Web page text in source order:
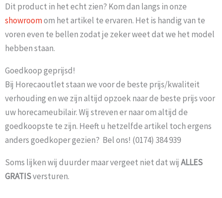
Dit product in het echt zien? Kom dan langs in onze
showroomom het artikel te ervaren. Het is handig van te
voren even te bellen zodat je zeker weet dat we het model
hebben staan.
Goedkoop geprijsd!
Bij Horecaoutlet staan we voor de beste prijs/kwaliteit
verhouding en we zijn altijd opzoek naar de beste prijs voor
uw horecameubilair. Wij streven er naar om altijd de
goedkoopste te zijn. Heeft u hetzelfde artikel toch ergens
anders goedkoper gezien? Bel ons! (0174) 384 939
Soms lijken wij duurder maar vergeet niet dat wij ALLES
GRATISversturen.